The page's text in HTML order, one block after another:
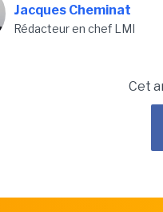
Jacques Cheminat
Rédacteur en chef LMI
Cet